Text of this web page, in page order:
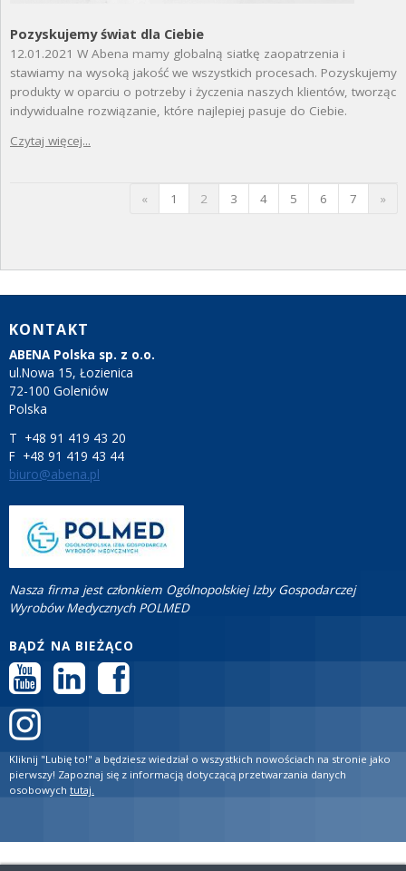
Pozyskujemy świat dla Ciebie
12.01.2021 W Abena mamy globalną siatkę zaopatrzenia i
stawiamy na wysoką jakość we wszystkich procesach. Pozyskujemy
produkty w oparciu o potrzeby i życzenia naszych klientów, tworząc
indywidualne rozwiązanie, które najlepiej pasuje do Ciebie.
Czytaj więcej...
« 1 2 3 4 5 6 7 »
KONTAKT
ABENA Polska sp. z o.o.
ul.Nowa 15, Łozienica
72-100 Goleniów
Polska
T +48 91 419 43 20
F +48 91 419 43 44
biuro@abena.pl
Nasza firma jest członkiem Ogólnopolskiej Izby Gospodarczej
Wyrobów Medycznych POLMED
BĄDŹ NA BIEŻĄCO
Kliknij "Lubię to!" a będziesz wiedział o wszystkich nowościach na stronie jako
pierwszy! Zapoznaj się z informacją dotyczącą przetwarzania danych
osobowych tutaj.